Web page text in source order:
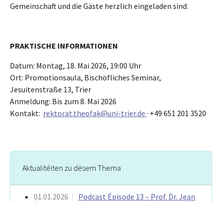
Gemeinschaft und die Gäste herzlich eingeladen sind.
PRAKTISCHE INFORMATIONEN
Datum: Montag, 18. Mai 2026, 19:00 Uhr
Ort: Promotionsaula, Bischöfliches Seminar,
Jesuitenstraße 13, Trier
Anmeldung: Bis zum 8. Mai 2026
Kontakt: rektorat.theofak@uni-trier.de · +49 651 201 3520
Aktualitéiten zu dësem Thema
01.01.2026
Podcast Épisode 13 – Prof. Dr. Jean